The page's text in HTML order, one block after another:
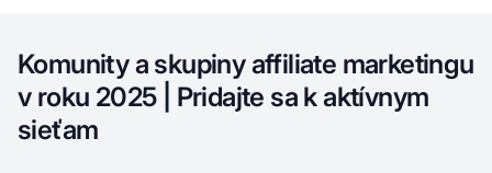
Komunity a skupiny affiliate marketingu
v roku 2025 | Pridajte sa k aktívnym
sieťam